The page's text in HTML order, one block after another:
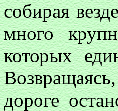
собирая
много
которых
дороге